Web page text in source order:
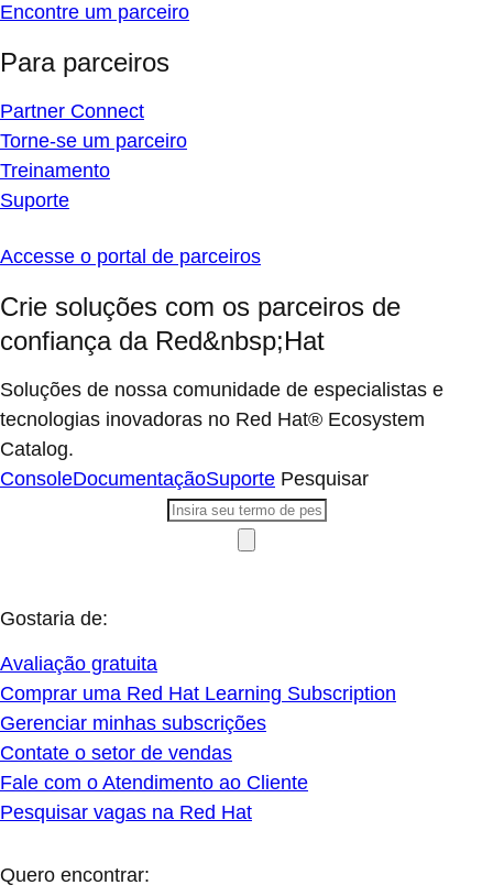
Encontre um parceiro
Para parceiros
Partner Connect
Torne-se um parceiro
Treinamento
Suporte
Accesse o portal de parceiros
Crie soluções com os parceiros de
confiança da Red&nbsp;Hat
Soluções de nossa comunidade de especialistas e
tecnologias inovadoras no Red Hat® Ecosystem
Catalog.
ConsoleDocumentaçãoSuporte Pesquisar
Gostaria de:
Avaliação gratuita
Comprar uma Red Hat Learning Subscription
Gerenciar minhas subscrições
Contate o setor de vendas
Fale com o Atendimento ao Cliente
Pesquisar vagas na Red Hat
Quero encontrar: